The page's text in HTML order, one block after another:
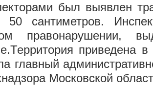
был выявлен
50 сантиметров.
правонарушении,
приведена
главный
Московской